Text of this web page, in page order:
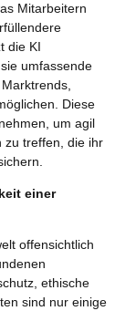
Mitarbeitern
die KI
umfassende
Diese
um agil
zu treffen, die ihr
einer
offensichtlich
ethische
sind nur einige